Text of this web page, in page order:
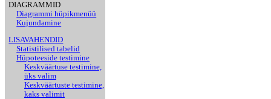
DIAGRAMMID
Diagrammi hüpikmenüü
Kujundamine
LISAVAHENDID
Statistilised tabelid
Hüpoteeside testimine
Keskväärtuse testimine,
üks valim
Keskväärtuste testimine,
kaks valimit